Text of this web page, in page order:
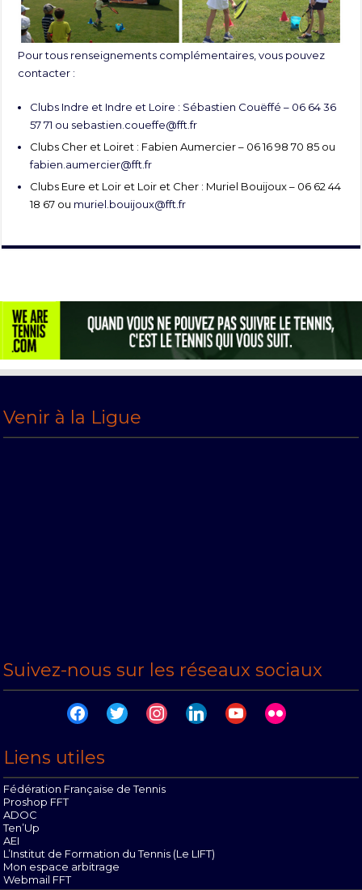
Pour tous renseignements complémentaires, vous pouvez
contacter :
Clubs Indre et Indre et Loire : Sébastien Couëffé – 06 64 36
57 71 ou sebastien.coueffe@fft.fr
Clubs Cher et Loiret : Fabien Aumercier – 06 16 98 70 85 ou
fabien.aumercier@fft.fr
Clubs Eure et Loir et Loir et Cher : Muriel Bouijoux – 06 62 44
18 67 ou muriel.bouijoux@fft.fr
Venir à la Ligue
Suivez-nous sur les réseaux sociaux
facebooktwitter instagramlinkedinyoutubeflickr
Liens utiles
Fédération Française de Tennis
Proshop FFT
ADOC
Ten’Up
AEI
L’Institut de Formation du Tennis (Le LIFT)
Mon espace arbitrage
Webmail FFT